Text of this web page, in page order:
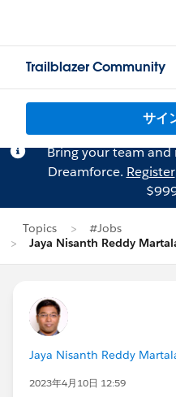
Trailblazer Community
サイ
Bring your team
Dreamforce. Register
Topics
#Jobs
Jaya Nisanth Reddy
Jaya Nisanth Reddy
2023年4月10日 12:59